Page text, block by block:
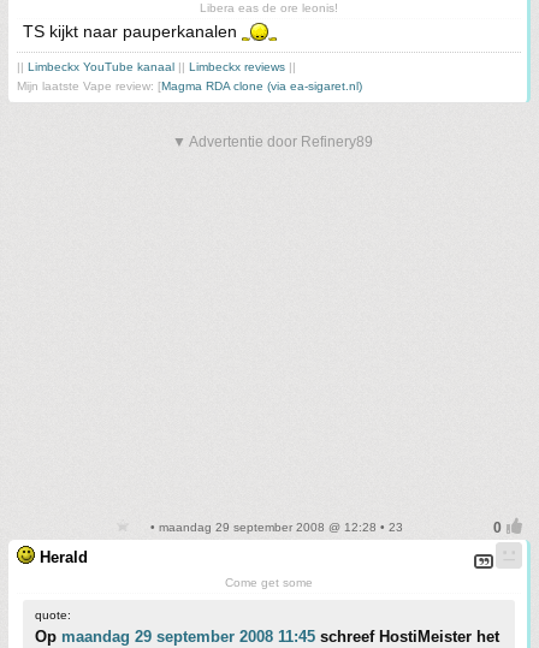
Libera eas de ore leonis!
TS kijkt naar pauperkanalen
|| Limbeckx YouTube kanaal || Limbeckx reviews ||
Mijn laatste Vape review: [Magma RDA clone (via ea-sigaret.nl)
▼ Advertentie door Refinery89
• maandag 29 september 2008 @ 12:28 • 23
Herald
Come get some
quote:
Op maandag 29 september 2008 11:45 schreef HostiMeister het